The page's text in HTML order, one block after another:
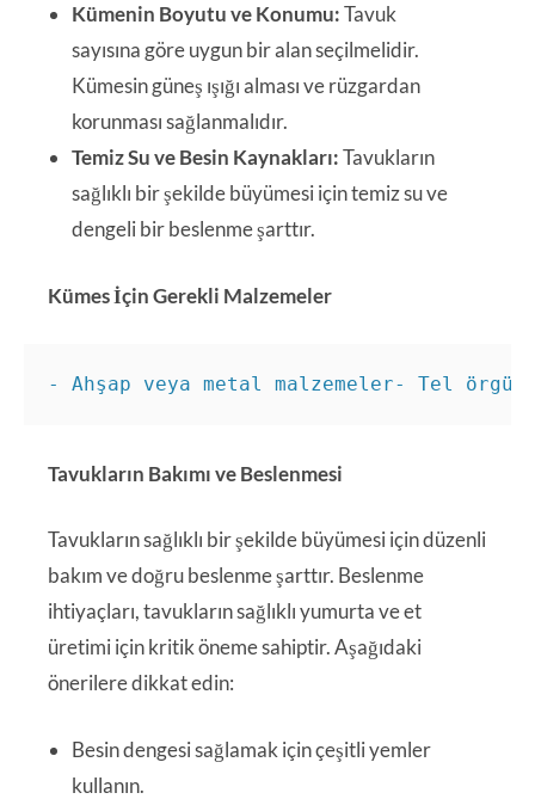
Kümenin Boyutu ve Konumu:Tavuk
sayısına göre uygun bir alan seçilmelidir.
Kümesin güneş ışığı alması ve rüzgardan
korunması sağlanmalıdır.
Temiz Su ve Besin Kaynakları:Tavukların
sağlıklı bir şekilde büyümesi için temiz su ve
dengeli bir beslenme şarttır.
Kümes İçin Gerekli Malzemeler
- Ahşap veya metal malzemeler- Tel
Tavukların Bakımı ve Beslenmesi
Tavukların sağlıklı bir şekilde büyümesi için düzenli
bakım ve doğru beslenme şarttır. Beslenme
ihtiyaçları, tavukların sağlıklı yumurta ve et
üretimi için kritik öneme sahiptir. Aşağıdaki
önerilere dikkat edin:
Besin dengesi sağlamak için çeşitli yemler
kullanın.